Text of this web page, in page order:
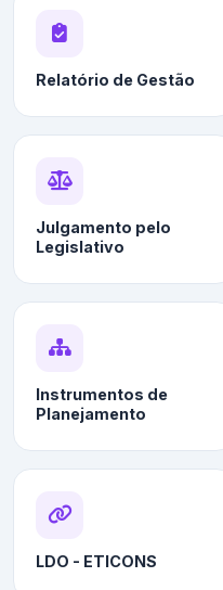
Relatório de Gestão
Julgamento pelo
Legislativo
Instrumentos de
Planejamento
LDO - ETICONS